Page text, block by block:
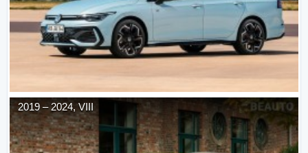
2019 –2024,VIII